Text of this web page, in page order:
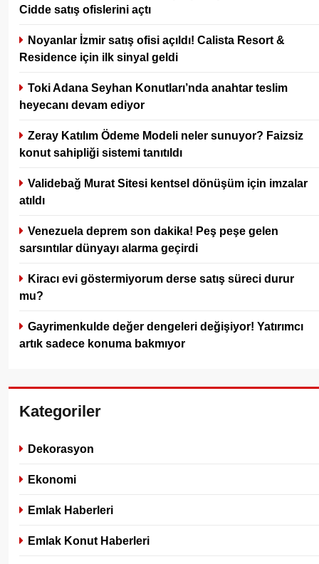
Cidde satış ofislerini açtı
Noyanlar İzmir satış ofisi açıldı! Calista Resort &
Residence için ilk sinyal geldi
Toki Adana Seyhan Konutları’nda anahtar teslim
heyecanı devam ediyor
Zeray Katılım Ödeme Modeli neler sunuyor? Faizsiz
konut sahipliği sistemi tanıtıldı
Validebağ Murat Sitesi kentsel dönüşüm için imzalar
atıldı
Venezuela deprem son dakika! Peş peşe gelen
sarsıntılar dünyayı alarma geçirdi
Kiracı evi göstermiyorum derse satış süreci durur
mu?
Gayrimenkulde değer dengeleri değişiyor! Yatırımcı
artık sadece konuma bakmıyor
Kategoriler
Dekorasyon
Ekonomi
Emlak Haberleri
Emlak Konut Haberleri